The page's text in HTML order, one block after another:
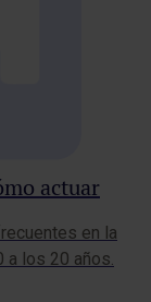
actuar
en la
a los 20 años.